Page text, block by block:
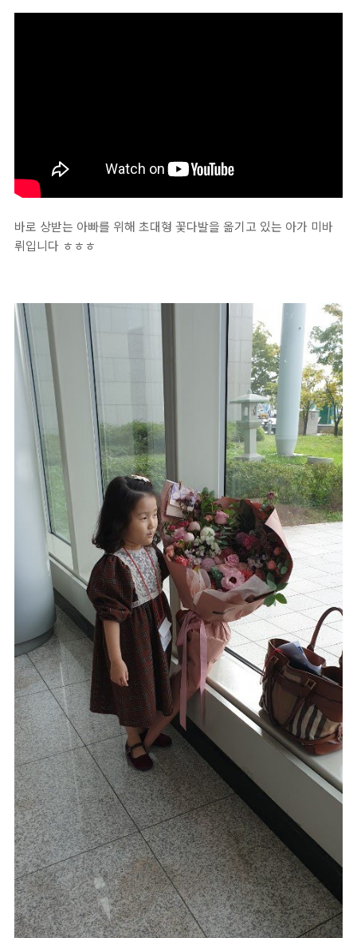
바로 상받는 아빠를 위해 초대형 꽃다발을 옮기고 있는 아가 미바
뤼입니다 ㅎㅎㅎ